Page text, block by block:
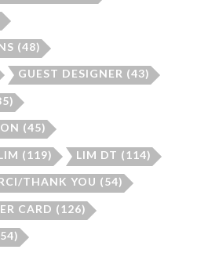
(48)
GUEST DESIGNER (43)
(45)
(119) LIM DT (114)
THANK YOU (54)
CARD (126)